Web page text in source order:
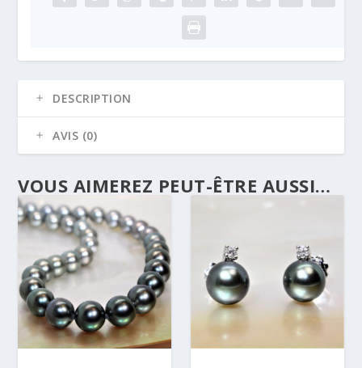
DESCRIPTION
AVIS (0)
VOUS AIMEREZ PEUT-ÊTRE AUSSI…